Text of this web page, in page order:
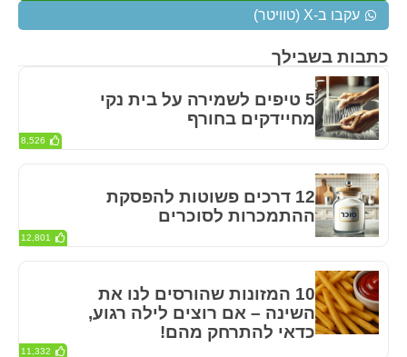
כתבות בשבילך
5 טיפים לשמירה על בית נקי
מחיידקים בחורף
8,526
12 דרכים פשוטות להפסקת
ההתמכרות לסוכרים
12,801
10 המזונות שהורסים לנו את
השינה – אם רוצים לילה רגוע,
כדאי להתרחק מהם!
11,332
עקבו ב-X (טוויטר)